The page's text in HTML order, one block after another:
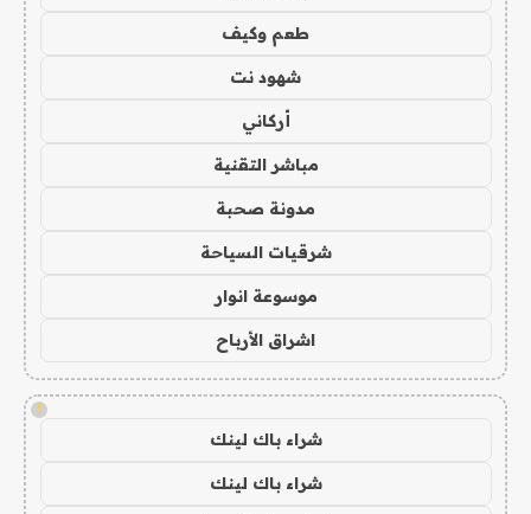
طعم وكيف
شهود نت
أركاني
مباشر التقنية
مدونة صحبة
شرقيات السياحة
موسوعة انوار
اشراق الأرباح
!
شراء باك لينك
شراء باك لينك